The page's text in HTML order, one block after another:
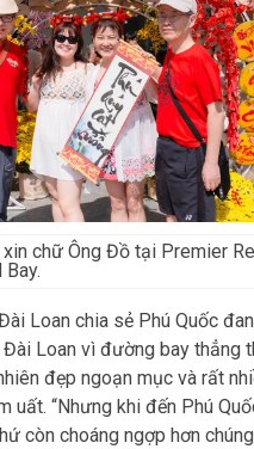
xin chữ Ông Đồ tại Premier
Loan chia sẻ Phú Quốc
Loan vì đường bay thẳng
đẹp ngoạn mục và rất
uất. “Nhưng khi đến Phú
còn choáng ngợp hơn